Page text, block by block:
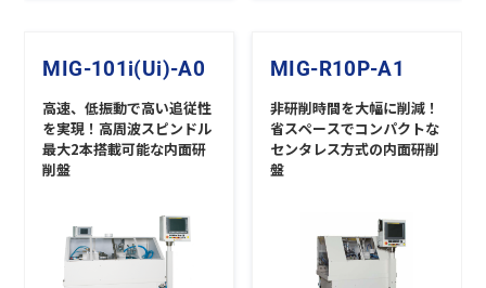
MIG-101i(Ui)-A0
高速、低振動で高い追従性
を実現！高周波スピンドル
最大2本搭載可能な内面研
削盤
MIG-R10P-A1
非研削時間を大幅に削減！
省スペースでコンパクトな
センタレス方式の内面研削
盤